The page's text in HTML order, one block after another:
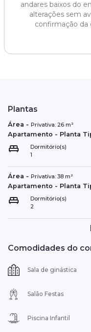
andares baixos do
alterações sem
confirmação da
Plantas
Área - Privativa: 26 m²
Apartamento - Planta
Dormitório(s)
1
Área - Privativa: 38 m²
Apartamento - Planta
Dormitório(s)
2
Comodidades do
Sala de ginástica
Salão Festas
Piscina Infantil